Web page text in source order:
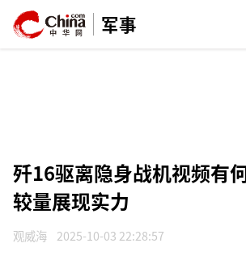
军事
歼16驱离隐身战机视频有
较量展现实力
观威海 2025-10-03 22:28:57